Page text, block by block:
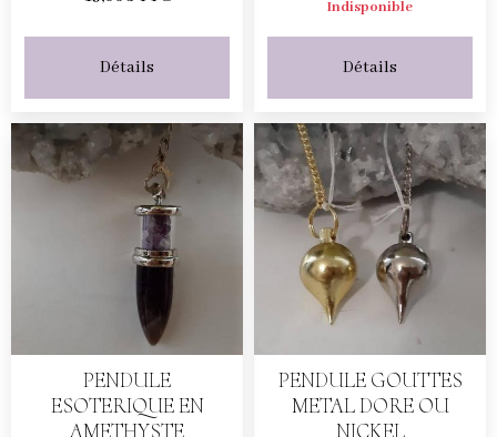
Détails
Indisponible
Détails
PENDULE
ESOTERIQUE EN
AMETHYSTE
PENDULE GOUTTES
METAL DORE OU
NICKEL